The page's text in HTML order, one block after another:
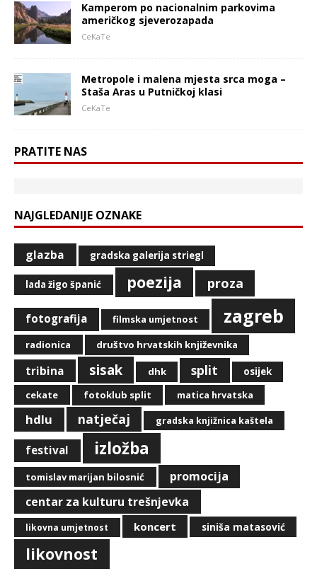
Kamperom po nacionalnim parkovima
američkog sjeverozapada
CeKaTe
Metropole i malena mjesta srca moga –
Staša Aras u Putničkoj klasi
CeKaTe
PRATITE NAS
NAJGLEDANIJE OZNAKE
glazba gradska galerija striegl
lada žigo španić poezija proza
fotografija filmska umjetnost zagreb
radionica društvo hrvatskih književnika
tribina sisak dhk split
osijek
cekate
fotoklub split matica hrvatska
hdlu natječaj gradska knjižnica kaštela
festival izložba
tomislav marijan bilosnić
promocija
centar za kulturu trešnjevka
likovna umjetnost koncert siniša matasović
likovnost